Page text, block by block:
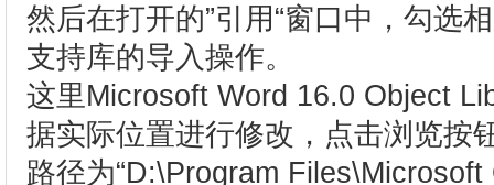
然后在打开的”引用“窗口中，勾选
支持库的导入操作。
这里Microsoft Word 16.0 Object
据实际位置进行修改，点击浏览按
路径为“D:\Program